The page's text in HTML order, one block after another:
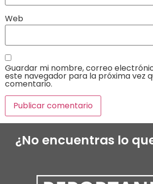
Web
Guardar mi nombre, correo
este navegador para la próxima vez
comentario.
¿No encuentras lo